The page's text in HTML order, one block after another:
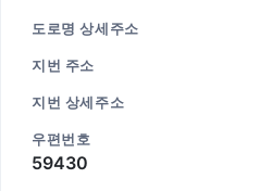
도로명 상세주소
지번 주소
지번 상세주소
우편번호
59430